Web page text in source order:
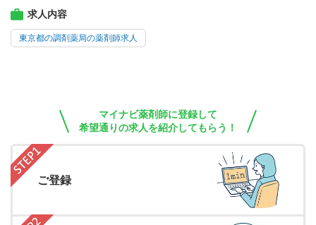
求人内容
東京都の調剤薬局の薬剤師求人
マイナビ薬剤師に登録して
希望通りの求人を紹介してもらう！
ご登録